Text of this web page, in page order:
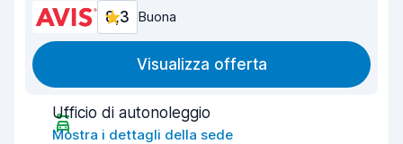
8,3 Buona
Visualizza offerta
Ufficio di autonoleggio
Mostra i dettagli della sede